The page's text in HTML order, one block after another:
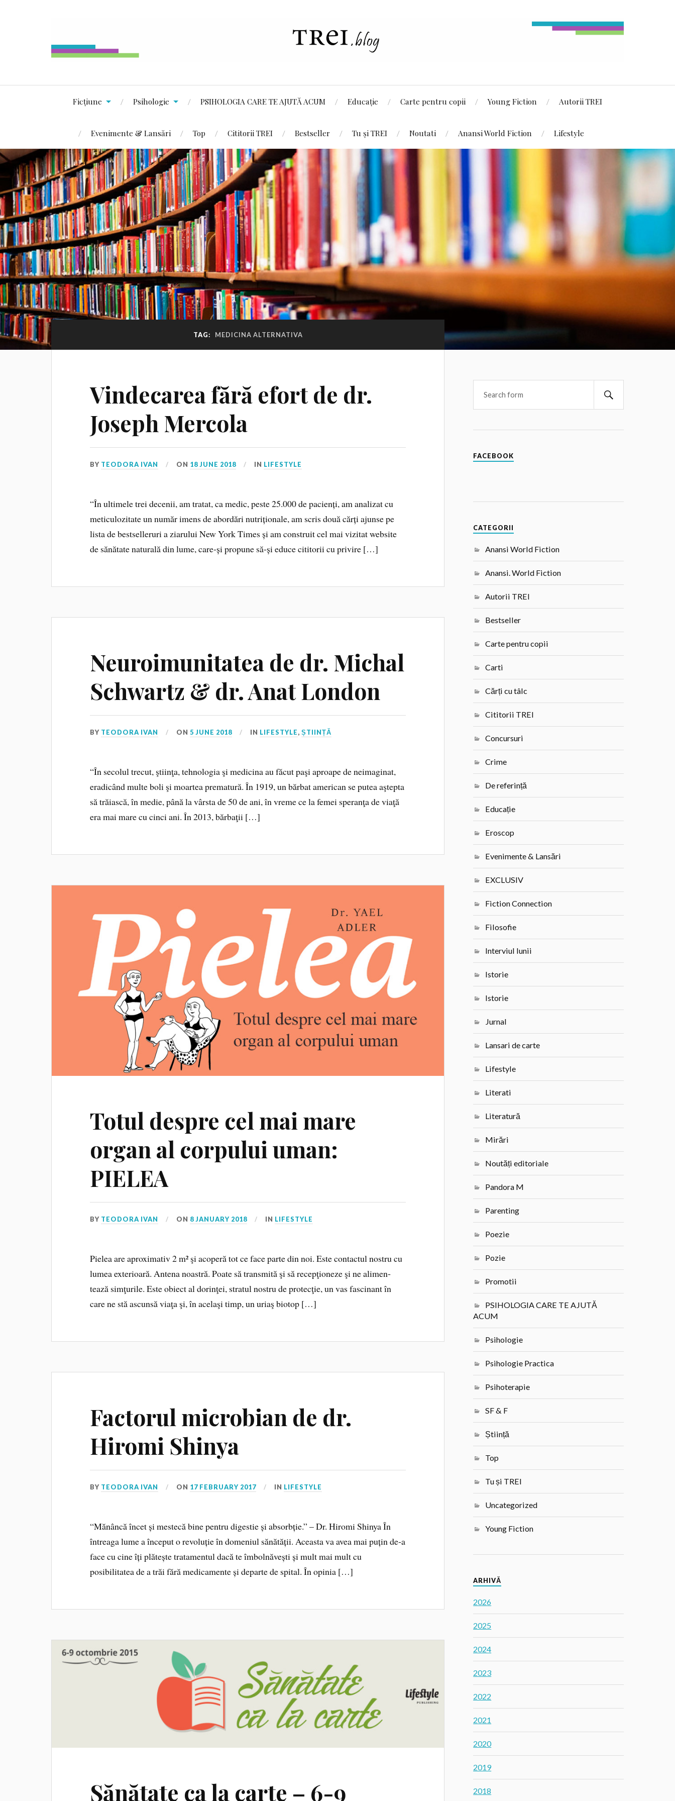
Ficțiune Psihologie PSIHOLOGIA CARE TE AJUTĂ ACUM Educație Carte pentru copii Young Fiction Autorii TREI
Evenimente & Lansări Top Cititorii TREI Bestseller Tu și TREI Noutati Anansi World Fiction Lifestyle
TAG: MEDICINA ALTERNATIVA
Vindecarea fără efort de dr.
Joseph Mercola
BY TEODORA IVAN ON 18 JUNE 2018 IN LIFESTYLE
“În ultimele trei decenii, am tratat, ca medic, peste 25.000 de pacienți, am analizat cu
meticulozitate un număr imens de abordări nutriționale, am scris două cărți ajunse pe
lista de bestselleruri a ziarului New York Times și am construit cel mai vizitat website
de sănătate naturală din lume, care‑și propune să‑și educe cititorii cu privire […]
Neuroimunitatea de dr. Michal
Schwartz & dr. Anat London
BY TEODORA IVAN ON5 JUNE 2018 IN LIFESTYLE,ȘTIINȚĂ
“În secolul trecut, ştiinţa, tehnologia şi medicina au făcut paşi aproape de neimaginat,
eradicând multe boli şi moartea prematură. În 1919, un bărbat american se putea aştepta
să trăiască, în medie, până la vârsta de 50 de ani, în vreme ce la femei speranţa de viaţă
era mai mare cu cinci ani. În 2013, bărbaţii […]
Totul despre cel mai mare
organ al corpului uman:
PIELEA
BY TEODORA IVAN ON 8 JANUARY 2018 IN LIFESTYLE
Pielea are aproximativ 2 m² şi acoperă tot ce face parte din noi. Este contactul nostru cu
lumea exterioară. Antena noastră. Poate să transmită şi să recepţioneze şi ne alimen­
tează simţurile. Este obiect al dorinţei, stratul nostru de protecţie, un vas fascinant în
care ne stă ascunsă viaţa şi, în acelaşi timp, un uriaş biotop […]
Factorul microbian de dr.
Hiromi Shinya
BY TEODORA IVAN ON 17 FEBRUARY 2017 IN LIFESTYLE
“Mănâncă încet și mestecă bine pentru digestie și absorbție.” – Dr. Hiromi Shinya În
întreaga lume a început o revoluție în domeniul sănătății. Aceasta va avea mai puțin de‑a
face cu cine îți plătește tratamentul dacă te îmbolnăvești și mult mai mult cu
posibilitatea de a trăi fără medicamente și departe de spital. În opinia […]
Sănătate ca la carte – 6-9
FACEBOOK
CATEGORII
Anansi World Fiction
Anansi. World Fiction
Autorii TREI
Bestseller
Carte pentru copii
Carti
Cărți cu tâlc
Cititorii TREI
Concursuri
Crime
De referință
Educație
Eroscop
Evenimente & Lansări
EXCLUSIV
Fiction Connection
Filosofie
Interviul lunii
Istorie
Istorie
Jurnal
Lansari de carte
Lifestyle
Literati
Literatură
Mirări
Noutăți editoriale
Pandora M
Parenting
Poezie
Pozie
Promotii
PSIHOLOGIA CARE TE AJUTĂ
ACUM
Psihologie
Psihologie Practica
Psihoterapie
SF & F
Știință
Top
Tu și TREI
Uncategorized
Young Fiction
ARHIVĂ
2026
2025
2024
2023
2022
2021
2020
2019
2018